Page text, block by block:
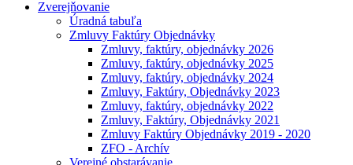
Zverejňovanie
Úradná tabuľa
Zmluvy Faktúry Objednávky
Zmluvy, faktúry, objednávky 2026
Zmluvy, faktúry, objednávky 2025
Zmluvy, faktúry, objednávky 2024
Zmluvy, Faktúry, Objednávky 2023
Zmluvy, faktúry, objednávky 2022
Zmluvy, Faktúry, Objednávky 2021
Zmluvy Faktúry Objednávky 2019 - 2020
ZFO - Archív
Verejné obstarávanie